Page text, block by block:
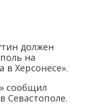
должен
на
в Херсонесе».
сообщил
Севастополе.